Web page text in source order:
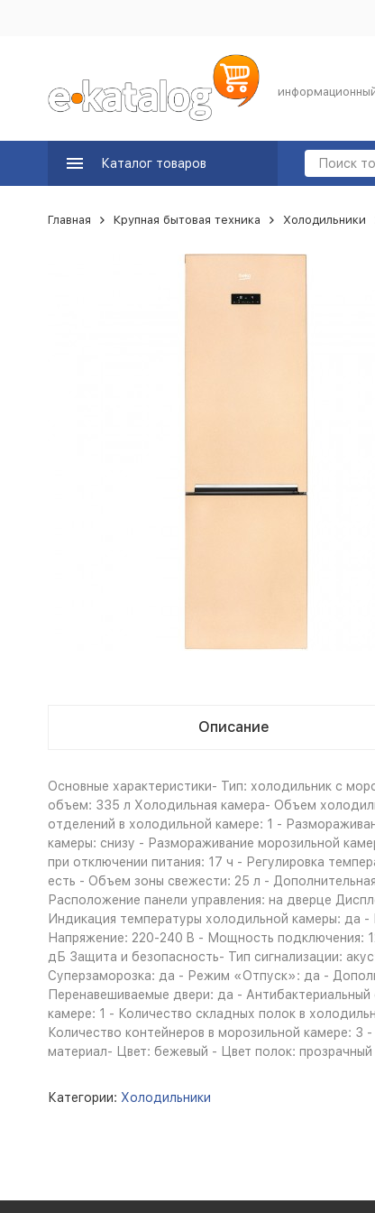
Каталог товаров
Главная Крупная бытовая техника Холодильники
Описание
Основные характеристики- Тип: холодильник с
объем: 335 л Холодильная камера- Объем
отделений в холодильной камере: 1 -
камеры: снизу - Размораживание морозильной
при отключении питания: 17 ч - Регулировка
есть - Объем зоны свежести: 25 л -
Расположение панели управления: на дверце
Индикация температуры холодильной камеры: да
Напряжение: 220-240 B - Мощность подключения:
дБ Защита и безопасность- Тип сигнализации:
Суперзаморозка: да - Режим «Отпуск»: да -
Перенавешиваемые двери: да -
камере: 1 - Количество складных полок в
Количество контейнеров в морозильной камере:
материал- Цвет: бежевый - Цвет полок:
Категории: Холодильники